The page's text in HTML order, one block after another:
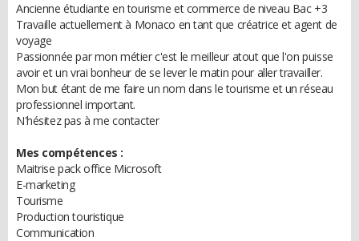
Ancienne étudiante en tourisme et commerce de niveau Bac +3
Travaille actuellement à Monaco en tant que créatrice et agent de
voyage
Passionnée par mon métier c'est le meilleur atout que l'on puisse
avoir et un vrai bonheur de se lever le matin pour aller travailler.
Mon but étant de me faire un nom dans le tourisme et un réseau
professionnel important.
N'hésitez pas à me contacter
Mes compétences :
Maitrise pack office Microsoft
E-marketing
Tourisme
Production touristique
Communication